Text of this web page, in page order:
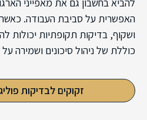
להביא בחשבון גם את מאפייני
האפשרית על סביבת העבודה. כאשר
ושקוף, בדיקות תקופתיות יכולות
כוללת של ניהול סיכונים ושמירה על
זקוקים לבדיקות